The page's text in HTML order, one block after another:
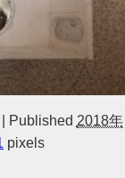
Published 2018年
pixels